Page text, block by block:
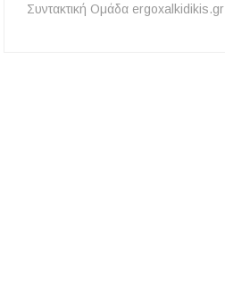
Συντακτική Ομάδα ergoxalkidikis.gr